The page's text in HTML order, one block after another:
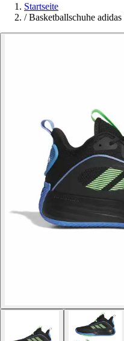
Startseite
/ Basketballschuhe